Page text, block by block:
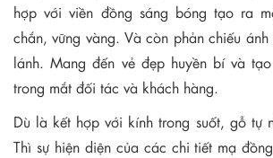
hợp với viền đồng sáng bóng tạo ra
chắn, vững vàng. Và còn phản chiếu
lánh. Mang đến vẻ đẹp huyền bí và
trong mắt đối tác và khách hàng.
Dù là kết hợp với kính trong suốt, gỗ tự
Thì sự hiện diện của các chi tiết mạ